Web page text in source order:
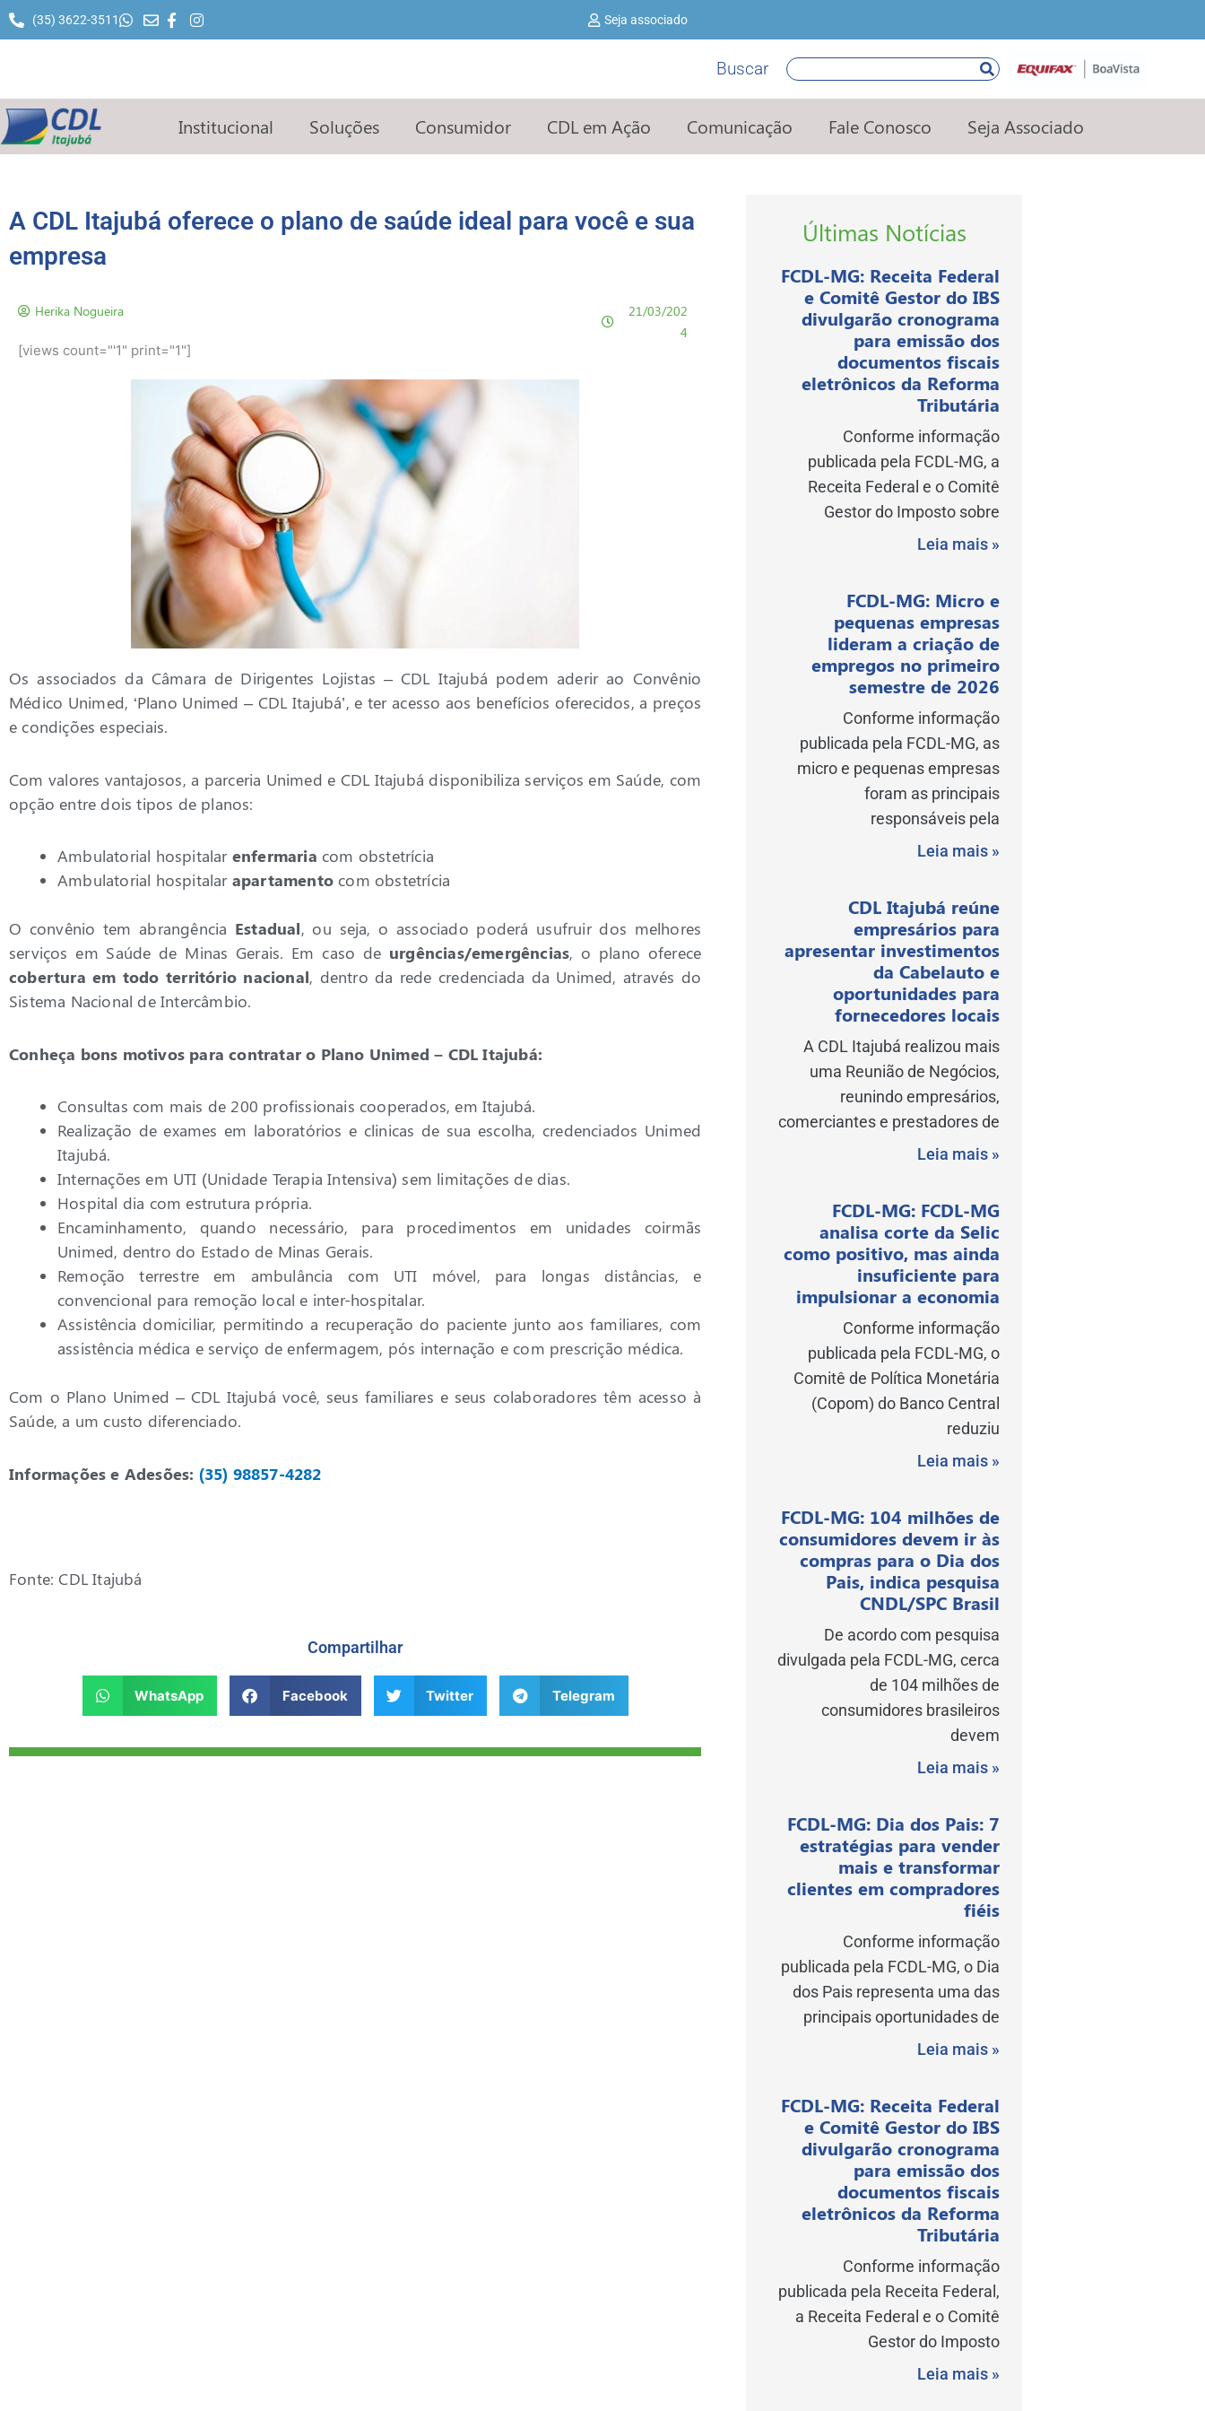
para
(35) 3622-3511 Seja associado
Buscar Pesquisar
Institucional Soluções Consumidor CDL em Ação Comunicação Fale Conosco Seja Associado
A CDL Itajubá oferece o plano de saúde ideal para você e sua
empresa
Herika Nogueira
[views count="'1" print="1"]
21/03/202
4
Os associados da Câmara de Dirigentes Lojistas – CDL Itajubá podem aderir ao Convênio
Médico Unimed, ‘Plano Unimed – CDL Itajubá’, e ter acesso aos benefícios oferecidos, a preços
e condições especiais.
Com valores vantajosos, a parceria Unimed e CDL Itajubá disponibiliza serviços em Saúde, com
opção entre dois tipos de planos:
Ambulatorial hospitalar enfermaria com obstetrícia
Ambulatorial hospitalar apartamento com obstetrícia
O convênio tem abrangência Estadual, ou seja, o associado poderá usufruir dos melhores
serviços em Saúde de Minas Gerais. Em caso de urgências/emergências, o plano oferece
cobertura em todo território nacional, dentro da rede credenciada da Unimed, através do
Sistema Nacional de Intercâmbio.
Conheça bons motivos para contratar o Plano Unimed – CDL Itajubá:
Consultas com mais de 200 profissionais cooperados, em Itajubá.
Realização de exames em laboratórios e clinicas de sua escolha, credenciados Unimed
Itajubá.
Internações em UTI (Unidade Terapia Intensiva) sem limitações de dias.
Hospital dia com estrutura própria.
Encaminhamento, quando necessário, para procedimentos em unidades coirmãs
Unimed, dentro do Estado de Minas Gerais.
Remoção terrestre em ambulância com UTI móvel, para longas distâncias, e
convencional para remoção local e inter-hospitalar.
Assistência domiciliar, permitindo a recuperação do paciente junto aos familiares, com
assistência médica e serviço de enfermagem, pós internação e com prescrição médica.
Com o Plano Unimed – CDL Itajubá você, seus familiares e seus colaboradores têm acesso à
Saúde, a um custo diferenciado.
Informações e Adesões: (35) 98857-4282
Fonte: CDL Itajubá
Compartilhar
WhatsApp Facebook Twitter Telegram
Últimas Notícias
FCDL-MG: Receita Federal
e Comitê Gestor do IBS
divulgarão cronograma
para emissão dos
documentos fiscais
eletrônicos da Reforma
Tributária
Conforme informação
publicada pela FCDL-MG, a
Receita Federal e o Comitê
Gestor do Imposto sobre
Leia mais »
FCDL-MG: Micro e
pequenas empresas
lideram a criação de
empregos no primeiro
semestre de 2026
Conforme informação
publicada pela FCDL-MG, as
micro e pequenas empresas
foram as principais
responsáveis pela
Leia mais »
CDL Itajubá reúne
empresários para
apresentar investimentos
da Cabelauto e
oportunidades para
fornecedores locais
A CDL Itajubá realizou mais
uma Reunião de Negócios,
reunindo empresários,
comerciantes e prestadores de
Leia mais »
FCDL-MG: FCDL-MG
analisa corte da Selic
como positivo, mas ainda
insuficiente para
impulsionar a economia
Conforme informação
publicada pela FCDL-MG, o
Comitê de Política Monetária
(Copom) do Banco Central
reduziu
Leia mais »
FCDL-MG: 104 milhões de
consumidores devem ir às
compras para o Dia dos
Pais, indica pesquisa
CNDL/SPC Brasil
De acordo com pesquisa
divulgada pela FCDL-MG, cerca
de 104 milhões de
consumidores brasileiros
devem
Leia mais »
FCDL-MG: Dia dos Pais: 7
estratégias para vender
mais e transformar
clientes em compradores
fiéis
Conforme informação
publicada pela FCDL-MG, o Dia
dos Pais representa uma das
principais oportunidades de
Leia mais »
FCDL-MG: Receita Federal
e Comitê Gestor do IBS
divulgarão cronograma
para emissão dos
documentos fiscais
eletrônicos da Reforma
Tributária
Conforme informação
publicada pela Receita Federal,
a Receita Federal e o Comitê
Gestor do Imposto
Leia mais »